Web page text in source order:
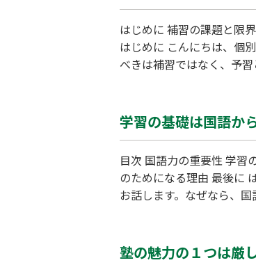
はじめに 補習の課題と限界 予習の重要性 個別指導塾のアプローチ 学習時間の効率化 予習がもたらす自律学習能力の向上 おわりに まとめ
はじめに こんにちは、個
べきは補習ではなく、予
学習の基礎は国語か
目次 国語力の重要性 学習の出発点としての国語 国語からの学習メリット 国語力向上の具体的な方法 個別指導塾における国語 国語力が将来
のためになる理由 最後に はじめに こんにちは、個別指導WAM並河校の榮林です。今日は学習において欠かせないテーマ「国語」について
お話します。なぜなら、
塾の魅力の１つは厳